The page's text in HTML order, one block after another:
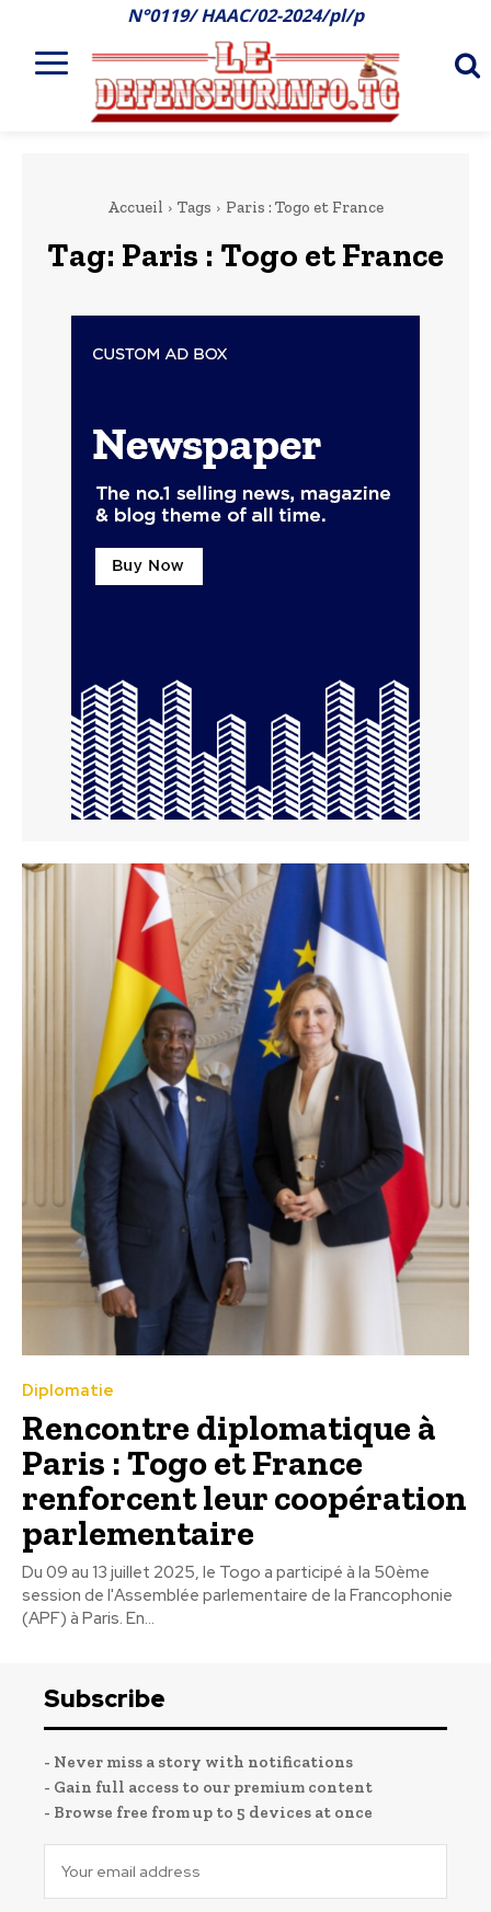
N°0119/ HAAC/02-2024/pl/p
Accueil Tags Paris : Togo et France
Tag: Paris : Togo et France
Diplomatie
Rencontre diplomatique à
Paris : Togo et France
renforcent leur coopération
parlementaire
Du 09 au 13 juillet 2025, le Togo a participé à la 50ème
session de l'Assemblée parlementaire de la Francophonie
(APF) à Paris. En...
Subscribe
- Never miss a story with notifications
- Gain full access to our premium content
- Browse free from up to 5 devices at once